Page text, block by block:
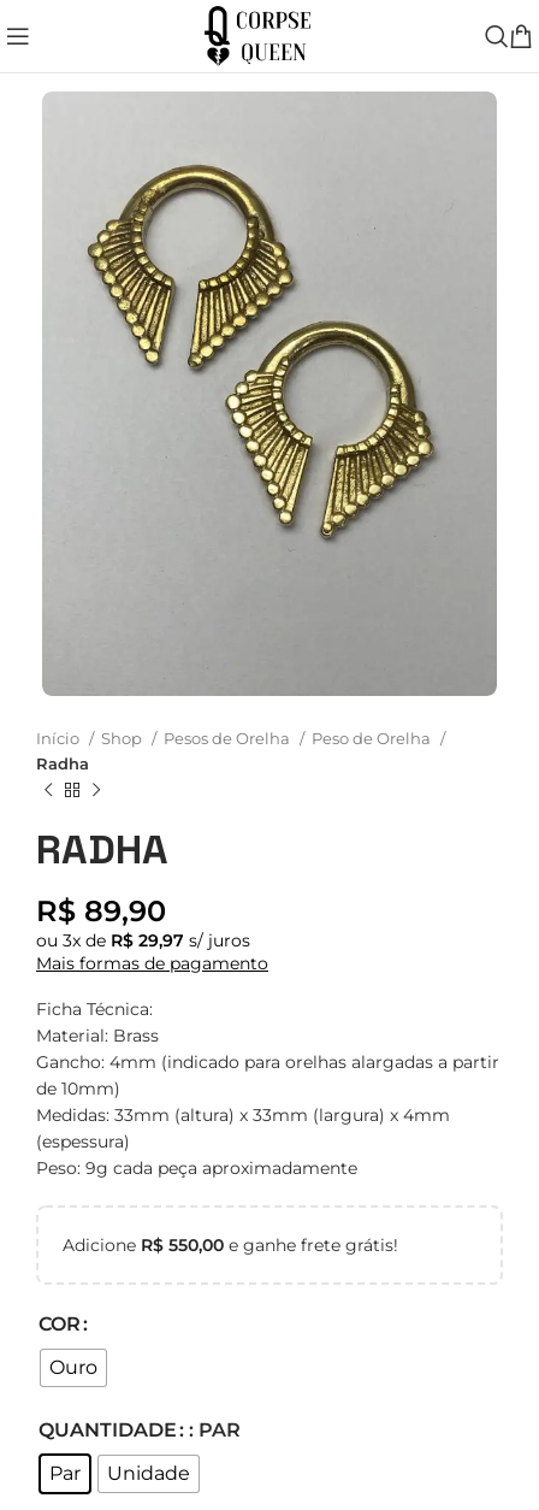
Início Shop Pesos de Orelha
Peso de Orelha
Radha
RADHA
R$ 89,90
ou 3x de R$ 29,97 s/ juros
Mais formas de pagamento
Ficha Técnica:
Material: Brass
Gancho: 4mm (indicado para orelhas alargadas a partir
de 10mm)
Medidas: 33mm (altura) x 33mm (largura) x 4mm
(espessura)
Peso: 9g cada peça aproximadamente
Adicione R$ 550,00 e ganhe frete grátis!
COR
Ouro
QUANTIDADE : PAR
Par
Unidade